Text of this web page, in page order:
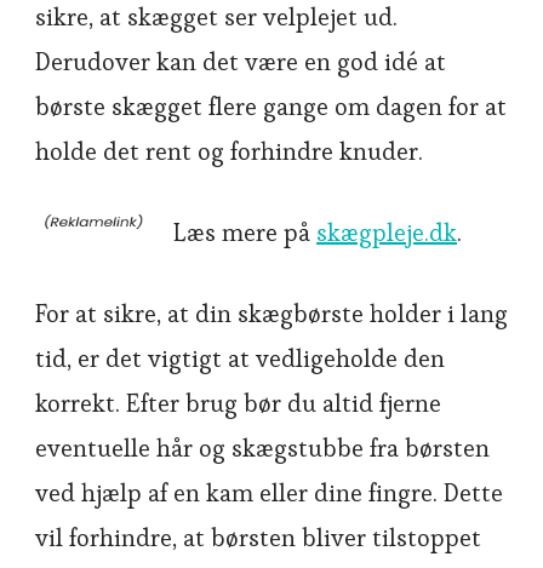
sikre, at skægget ser velplejet ud.
Derudover kan det være en god idé at
børste skægget flere gange om dagen for at
holde det rent og forhindre knuder.
Læs mere på skægpleje.dk.
For at sikre, at din skægbørste holder i lang
tid, er det vigtigt at vedligeholde den
korrekt. Efter brug bør du altid fjerne
eventuelle hår og skægstubbe fra børsten
ved hjælp af en kam eller dine fingre. Dette
vil forhindre, at børsten bliver tilstoppet